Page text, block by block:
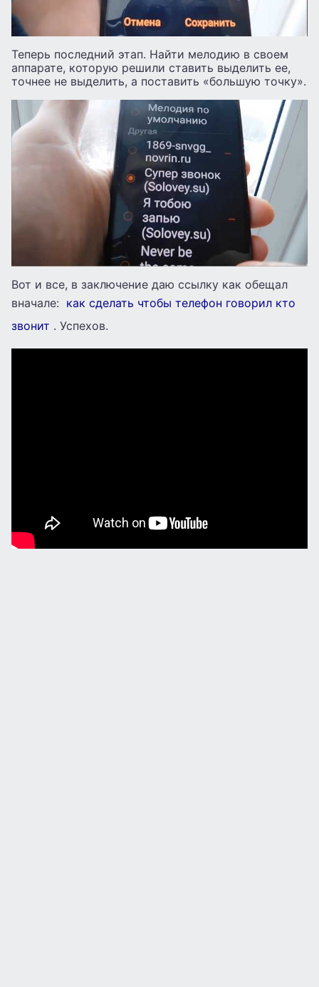
Теперь последний этап. Найти мелодию в своем
аппарате, которую решили ставить выделить ее,
точнее не выделить, а поставить «большую точку».
Вот и все, в заключение даю ссылку как обещал
вначале: как сделать чтобы телефон говорил кто
звонит . Успехов.